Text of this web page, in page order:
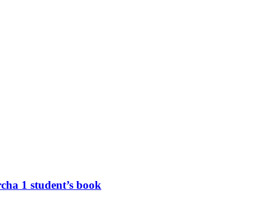
1 student’s book